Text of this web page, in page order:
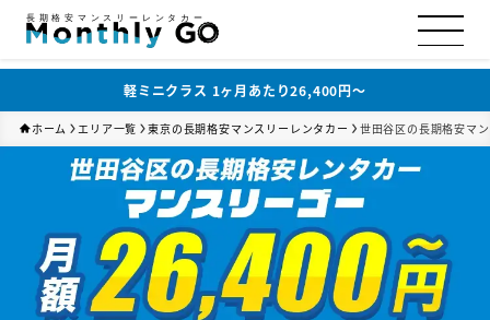
長期格安マンスリーレンタカー
軽ミニクラス 1ヶ月あたり26,400円〜
ホーム エリア一覧 東京の長期格安マンスリーレンタカー 世田谷区の長期格安マ